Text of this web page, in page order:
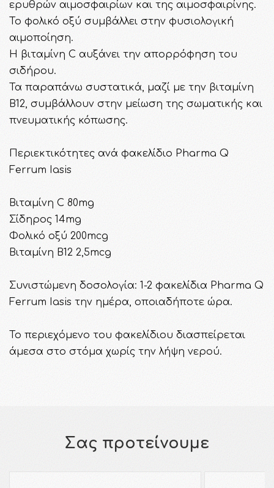
ερυθρών αιμοσφαιρίων και της αιμοσφαιρίνης.
Το φολικό οξύ συμβάλλει στην φυσιολογική
αιμοποίηση.
Η βιταμίνη C αυξάνει την απορρόφηση του
σιδήρου.
Τα παραπάνω συστατικά, μαζί με την βιταμίνη
Β12, συμβάλλουν στην μείωση της σωματικής και
πνευματικής κόπωσης.
Περιεκτικότητες ανά φακελίδιο Pharma Q
Ferrum Iasis
Βιταμίνη C 80mg
Σίδηρος 14mg
Φολικό οξύ 200mcg
Βιταμίνη Β12 2,5mcg
Συνιστώμενη δοσολογία: 1-2 φακελίδια Pharma Q
Ferrum Iasis την ημέρα, οποιαδήποτε ώρα.
Το περιεχόμενο του φακελίδιου διασπείρεται
άμεσα στο στόμα χωρίς την λήψη νερού.
Σας προτείνουμε